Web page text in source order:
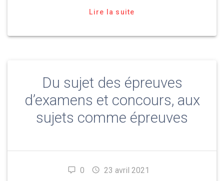
Lire la suite
Du sujet des épreuves
d’examens et concours, aux
sujets comme épreuves
0 23 avril 2021